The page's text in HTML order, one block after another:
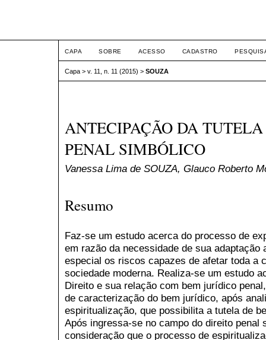
CAPA SOBRE ACESSO CADASTRO
Capa > v. 11, n. 11 (2015) > SOUZA
ANTECIPAÇÃO DA
PENAL SIMBÓLICO
Vanessa Lima de SOUZA, Glauco Roberto
Resumo
Faz-se um estudo acerca do processo de
em razão da necessidade de sua
especial os riscos capazes de afetar toda a
sociedade moderna. Realiza-se um estudo
Direito e sua relação com bem jurídico
de caracterização do bem jurídico, após
espiritualização, que possibilita a tutela de
Após ingressa-se no campo do direito penal
consideração que o processo de